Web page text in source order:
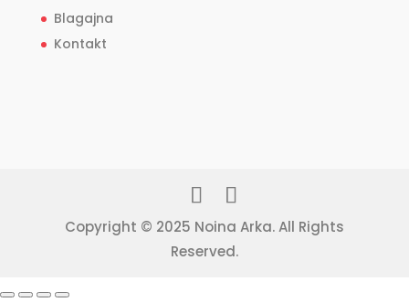
Blagajna
Kontakt
Copyright © 2025 Noina Arka. All Rights
Reserved.